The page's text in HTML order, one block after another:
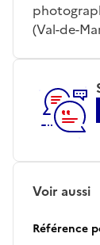
(Val-de-
Voir aussi
Référence